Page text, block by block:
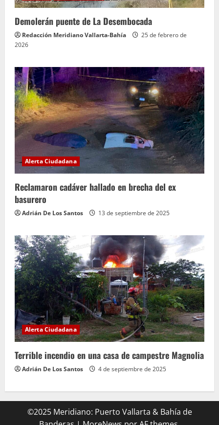
Demolerán puente de La Desembocada
Redacción Meridiano Vallarta-Bahía
25 de febrero de
2026
Alerta Ciudadana
Reclamaron cadáver hallado en brecha del ex
basurero
Adrián De Los Santos 13 de septiembre de 2025
Alerta Ciudadana
Terrible incendio en una casa de campestre Magnolia
Adrián De Los Santos 4 de septiembre de 2025
©2025 Meridiano: Puerto Vallarta & Bahía de